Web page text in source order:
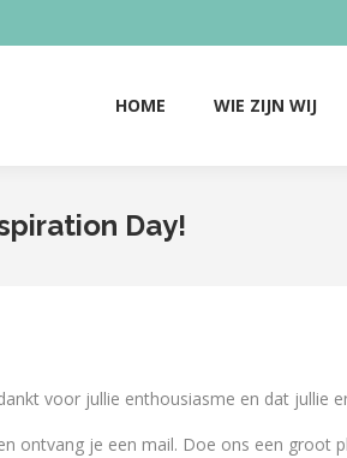
HOME WIE ZIJN WIJ
Day!
voor jullie enthousiasme en dat jullie
ontvang je een mail. Doe ons een
HOME WIE ZIJN WIJ